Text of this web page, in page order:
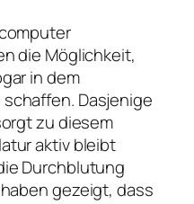
die Möglichkeit,
in dem
Dasjenige
zu diesem
aktiv bleibt
Durchblutung
gezeigt, dass